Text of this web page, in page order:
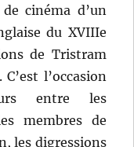
cinéma d’un
du XVIIIe
de Tristram
l’occasion
entre les
membres de
les digressions